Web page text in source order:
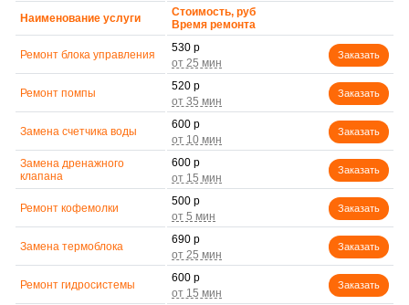
Наименование услуги
Стоимость, руб
Время ремонта
Ремонт блока управления
530 р
Заказать
Ремонт помпы
520 р
Заказать
Замена счетчика воды
600 р
Заказать
Замена дренажного
клапана
600 р
Заказать
Ремонт кофемолки
500 р
Заказать
Замена термоблока
690 р
Заказать
Ремонт гидросистемы
600 р
Заказать